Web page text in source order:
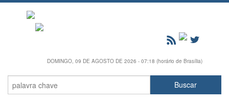
DOMINGO, 09 DE AGOSTO DE 2026 - 07:18 (horário de Brasília)